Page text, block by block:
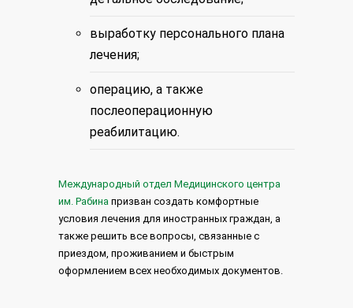
выработку персонального плана
лечения;
операцию, а также
послеоперационную
реабилитацию.
Международный отдел Медицинского центра
им. Рабина призван создать комфортные
условия лечения для иностранных граждан, а
также решить все вопросы, связанные с
приездом, проживанием и быстрым
оформлением всех необходимых документов.